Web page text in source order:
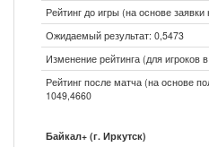
Рейтинг до игры (на основе
Ожидаемый результат: 0,5473
Изменение рейтинга (для игроков
Рейтинг после матча (на основе
1049,4660
Байкал+ (г. Иркутск)